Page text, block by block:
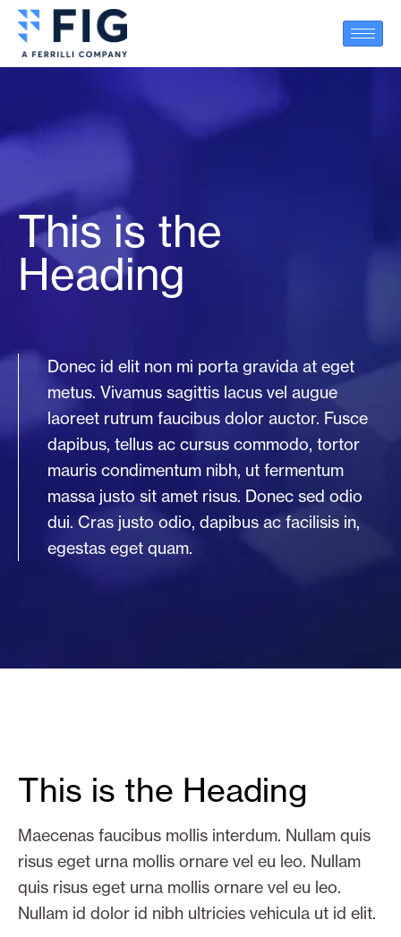
This is the
Heading
Donec id elit non mi porta gravida at eget
metus. Vivamus sagittis lacus vel augue
laoreet rutrum faucibus dolor auctor. Fusce
dapibus, tellus ac cursus commodo, tortor
mauris condimentum nibh, ut fermentum
massa justo sit amet risus. Donec sed odio
dui. Cras justo odio, dapibus ac facilisis in,
egestas eget quam.
This is the Heading
Maecenas faucibus mollis interdum. Nullam quis
risus eget urna mollis ornare vel eu leo. Nullam
quis risus eget urna mollis ornare vel eu leo.
Nullam id dolor id nibh ultricies vehicula ut id elit.